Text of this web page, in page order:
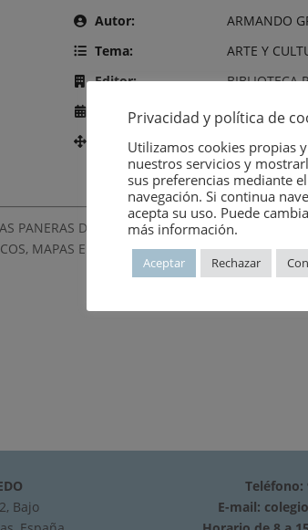
Autor:
ARMANDO
Tema:
ARTE Y
Editor:
BIBLIOTECA
Año de publicación: 8 de agosto
Número:
1376
PANERAS DE ALLANDE- LA ORNAMENTACION
MAPAS E ILUSTRACIONES
Bajo
Teléfono:
E-mail:
Privacidad y política de
Utilizamos cookies propias
nuestros servicios y
sus preferencias mediante
navegación. Si continua
acepta su uso. Puede
más información.
Aceptar Rechazar